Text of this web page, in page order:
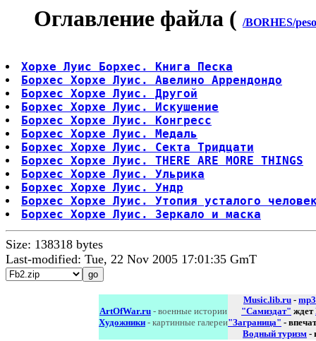
Оглавление файла ( /BORHES/
Хорхе Луис Борхес. Книга Песка
Борхес Хорхе Луис. Авелино Аррендондо
Борхес Хорхе Луис. Другой
Борхес Хорхе Луис. Искушение
Борхес Хорхе Луис. Конгресс
Борхес Хорхе Луис. Медаль
Борхес Хорхе Луис. Секта Тридцати
Борхес Хорхе Луис. THERE ARE MORE THINGS
Борхес Хорхе Луис. Ульрика
Борхес Хорхе Луис. Ундр
Борхес Хорхе Луис. Утопия усталого
Борхес Хорхе Луис. Зеркало и маска
Size: 138318 bytes
Last-modified: Tue, 22 Nov 2005 17:01:35 GmT
ArtOfWar.ru - военные истории
Художники - картинные галереи
Music.lib.ru - mp3
"Самиздат" ждет
"Заграница" -
Водный туризм -